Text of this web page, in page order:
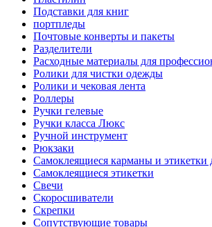
Подставки для книг
портпледы
Почтовые конверты и пакеты
Разделители
Расходные материалы для
Ролики для чистки одежды
Ролики и чековая лента
Роллеры
Ручки гелевые
Ручки класса Люкс
Ручной инструмент
Рюкзаки
Самоклеящиеся карманы и этикетки
Самоклеящиеся этикетки
Свечи
Скоросшиватели
Скрепки
Сопутствующие товары